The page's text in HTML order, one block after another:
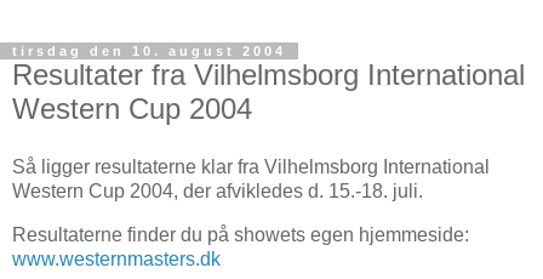
tirsdag den 10. august 2004
Resultater fra Vilhelmsborg International
Western Cup 2004
Så ligger resultaterne klar fra Vilhelmsborg International
Western Cup 2004, der afvikledes d. 15.-18. juli.
Resultaterne finder du på showets egen hjemmeside:
www.westernmasters.dk